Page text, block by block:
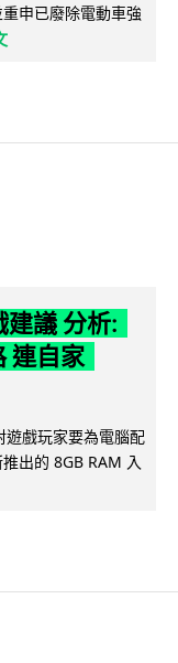
申已廢除電動車強
議 分析:
連自家
戲玩家要為電腦配
出的 8GB RAM 入